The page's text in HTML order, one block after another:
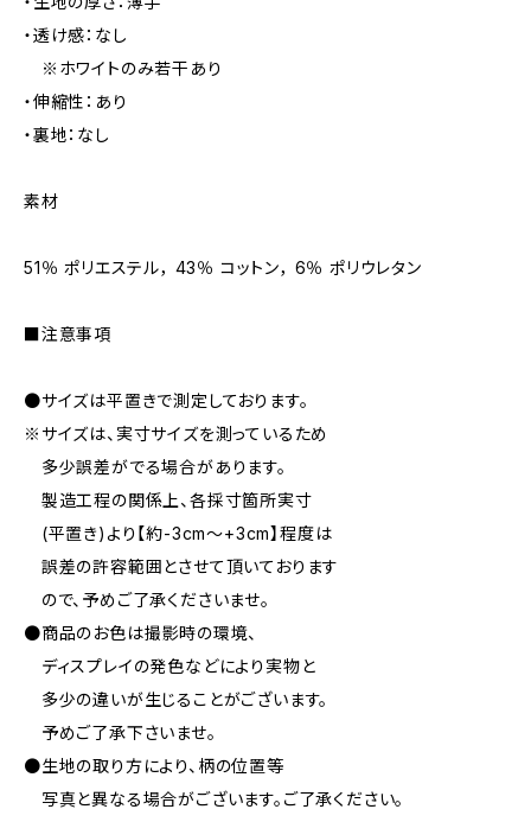
・透け感：なし
※ホワイトのみ若干あり
・伸縮性：あり
・裏地：なし
素材
51％ ポリエステル， 43％ コットン， 6％ ポリウレタン
■注意事項
●サイズは平置きで測定しております。
※サイズは、実寸サイズを測っているため
多少誤差がでる場合があります。
製造工程の関係上、各採寸箇所実寸
(平置き)より【約-3cm〜+3cm】程度は
誤差の許容範囲とさせて頂いております
ので、予めご了承くださいませ。
●商品のお色は撮影時の環境、
ディスプレイの発色などにより実物と
多少の違いが生じることがございます。
予めご了承下さいませ。
●生地の取り方により、柄の位置等
写真と異なる場合がございます。ご了承ください。